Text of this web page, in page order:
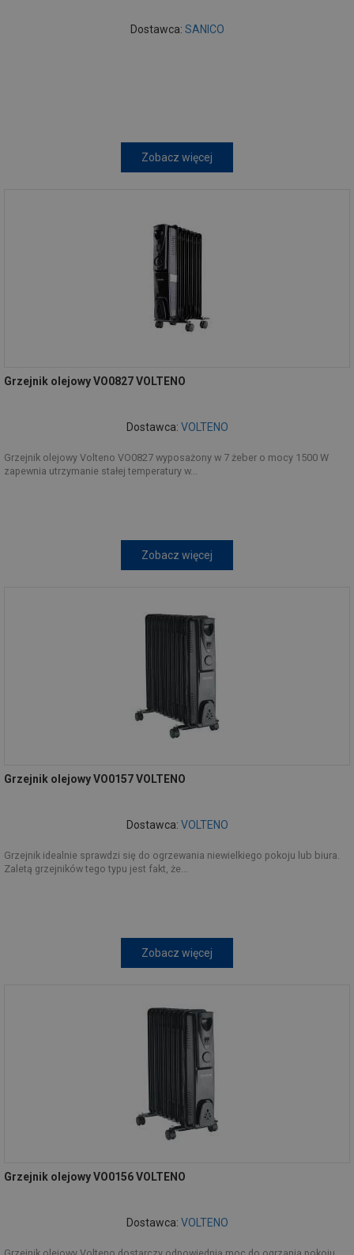
Dostawca: SANICO
Zobacz więcej
Grzejnik olejowy VO0827 VOLTENO
Dostawca: VOLTENO
Grzejnik olejowy Volteno VO0827 wyposażony w 7 żeber o mocy 1500 W
zapewnia utrzymanie stałej temperatury w...
Zobacz więcej
Grzejnik olejowy VO0157 VOLTENO
Dostawca: VOLTENO
Grzejnik idealnie sprawdzi się do ogrzewania niewielkiego pokoju lub biura.
Zaletą grzejników tego typu jest fakt, że...
Zobacz więcej
Grzejnik olejowy VO0156 VOLTENO
Dostawca: VOLTENO